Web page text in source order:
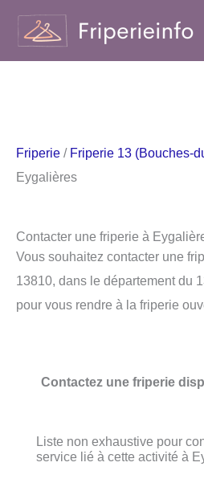
contenu
Friperie / Friperie 13 (Bouches-
Eygalières
Contacter une friperie à
Vous souhaitez contacter une
13810, dans le département du
pour vous rendre à la friperie
Contactez une friperie
Liste non exhaustive pour
service lié à cette activité à